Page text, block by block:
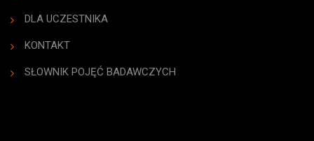
DLA UCZESTNIKA
KONTAKT
SŁOWNIK POJĘĆ BADAWCZYCH